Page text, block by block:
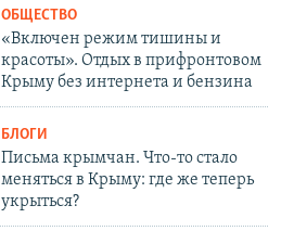
ОБЩЕСТВО
«Включен режим тишины и
красоты». Отдых в прифронтовом
Крыму без интернета и бензина
БЛОГИ
Письма крымчан. Что-то стало
меняться в Крыму: где же теперь
укрыться?